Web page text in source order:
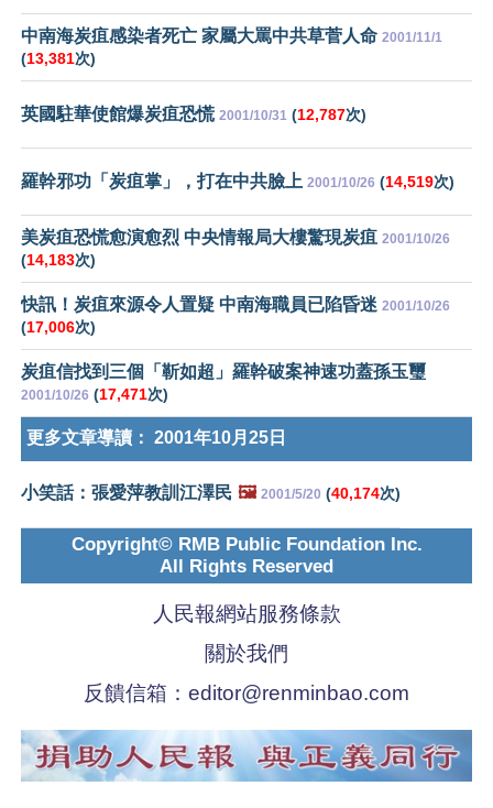
中南海炭疽感染者死亡 家屬大罵中共草菅人命 2001/11/1
(13,381次)
英國駐華使館爆炭疽恐慌 2001/10/31 (12,787次)
羅幹邪功「炭疽掌」，打在中共臉上 2001/10/26 (14,519次)
美炭疽恐慌愈演愈烈 中央情報局大樓驚現炭疽 2001/10/26
(14,183次)
快訊！炭疽來源令人置疑 中南海職員已陷昏迷 2001/10/26
(17,006次)
炭疽信找到三個「靳如超」羅幹破案神速功蓋孫玉璽
2001/10/26 (17,471次)
更多文章導讀： 2001年10月25日
小笑話：張愛萍教訓江澤民 🖼️ 2001/5/20 (40,174次)
Copyright© RMB Public Foundation Inc.
All Rights Reserved
人民報網站服務條款
關於我們
反饋信箱： editor@renminbao.com